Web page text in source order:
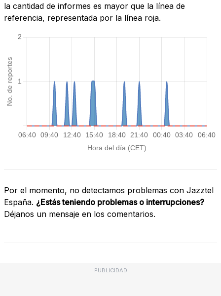
la cantidad de informes es mayor que la línea de
referencia, representada por la línea roja.
Por el momento, no detectamos problemas con Jazztel
España. ¿Estás teniendo problemas o interrupciones?
Déjanos un mensaje en los comentarios.
PUBLICIDAD